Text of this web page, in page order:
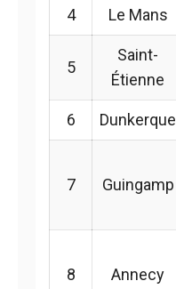
4 Le Mans
5
Saint-
Étienne
6 Dunkerque
7 Guingamp
8 Annecy